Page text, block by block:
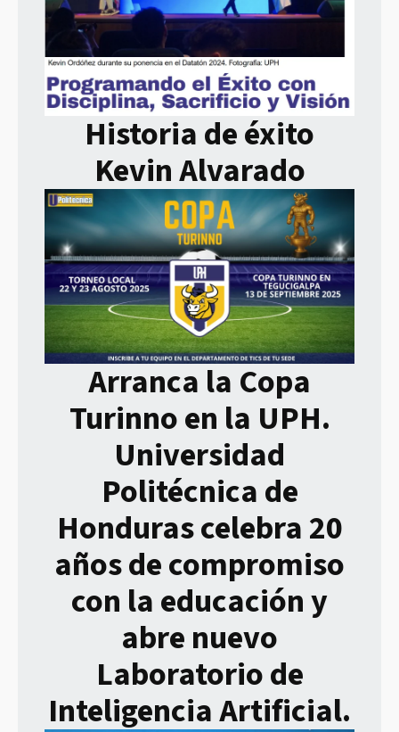
Historia de éxito
Kevin Alvarado
Arranca la Copa
Turinno en la UPH.
Universidad
Politécnica de
Honduras celebra 20
años de compromiso
con la educación y
abre nuevo
Laboratorio de
Inteligencia Artificial.